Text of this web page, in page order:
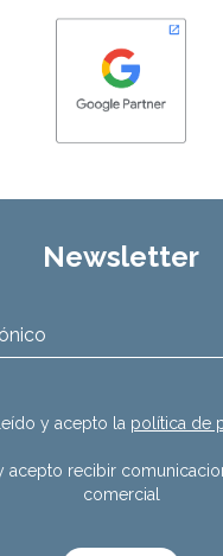
Newsletter
y acepto la política de
acepto recibir
comercial